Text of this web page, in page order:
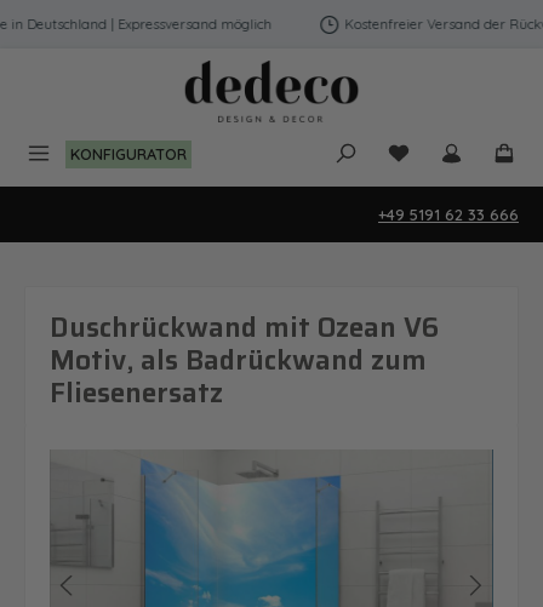
Zum Hauptinhalt springen
| Expressversand möglich Kostenfreier Versand der
KONFIGURATOR Du hast 0
+49 5191 62 33 666
Duschrückwand mit Ozean V6
Motiv, als Badrückwand zum
Fliesenersatz
Bildergalerie überspringen